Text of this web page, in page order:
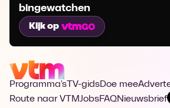
bingewatchen
Kijk op
Programma's TV-gidsDoe mee
Route naar VTMJobsFAQNieuwsbrief